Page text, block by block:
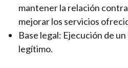
mantener la relación
mejorar los servicios
Base legal: Ejecución de
legítimo.